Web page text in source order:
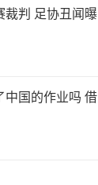
裁判 足协丑闻曝
中国的作业吗 借